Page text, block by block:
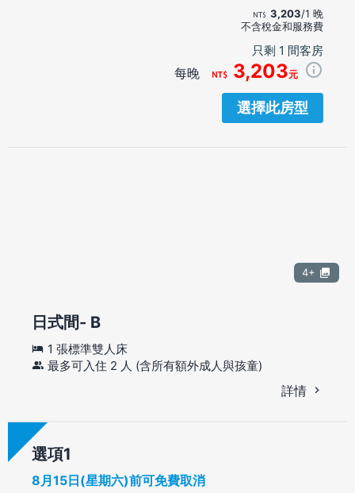
3,203/1 晚
不含稅金和服務費
只剩 1 間客房
每晚 3,203元
選擇此房型
4+
日式間- B
1 張標準雙人床
最多可入住 2 人 (含所有額外成人與孩童)
詳情
選項
8月15日(星期六)前可免費取消